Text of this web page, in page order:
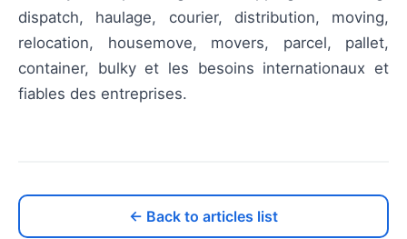
dispatch, haulage, courier, distribution, moving,
relocation, housemove, movers, parcel, pallet,
container, bulky et les besoins internationaux et
fiables des entreprises.
← Back to articles list